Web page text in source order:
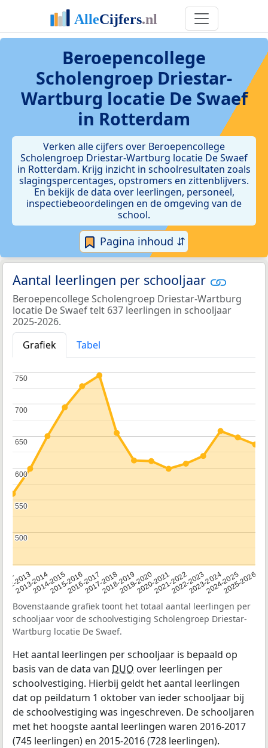
Beroepencollege
Scholengroep Driestar-
Wartburg locatie De Swaef
in Rotterdam
Verken alle cijfers over Beroepencollege
Scholengroep Driestar-Wartburg locatie De Swaef
in Rotterdam. Krijg inzicht in schoolresultaten zoals
slagingspercentages, opstromers en zittenblijvers.
En bekijk de data over leerlingen, personeel,
inspectiebeoordelingen en de omgeving van de
school.
Pagina inhoud ⇵
Aantal leerlingen per schooljaar
Beroepencollege Scholengroep Driestar-Wartburg
locatie De Swaef telt 637 leerlingen in schooljaar
2025-2026.
Grafiek
Tabel
2013
2013-20142014-20152015-20162016-20172017-20182018-20192019-20202020-20212021-20222022-20232023-20242024-2025
2025-2026
500
500
550
550
600
600
650
650
700
700
750
750
Bovenstaande grafiek toont het totaal aantal leerlingen per
schooljaar voor de schoolvestiging Scholengroep Driestar-
Wartburg locatie De Swaef.
Het aantal leerlingen per schooljaar is bepaald op
basis van de data van DUO over leerlingen per
schoolvestiging. Hierbij geldt het aantal leerlingen
dat op peildatum 1 oktober van ieder schooljaar bij
de schoolvestiging was ingeschreven. De schooljaren
met het hoogste aantal leerlingen waren 2016-2017
(745 leerlingen) en 2015-2016 (728 leerlingen).